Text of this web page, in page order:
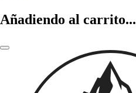
Añadiendo al carrito...